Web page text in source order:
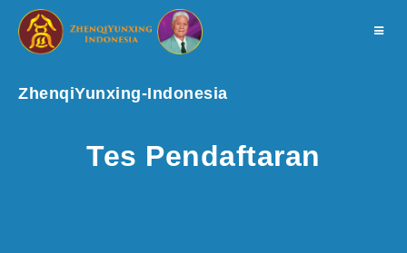
ZhenqiYunxing-Indonesia
Toggle
Tes Pendaftaran